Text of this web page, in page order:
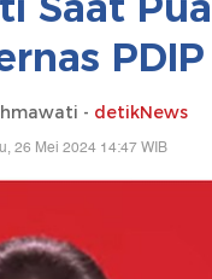
PDIP
- detikNews
26 Mei 2024 14:47 WIB